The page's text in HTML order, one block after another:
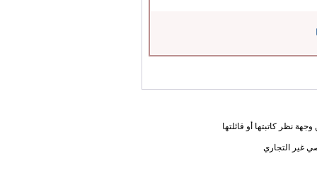
نظر كاتبتها أو قائلتها
غير التجاري